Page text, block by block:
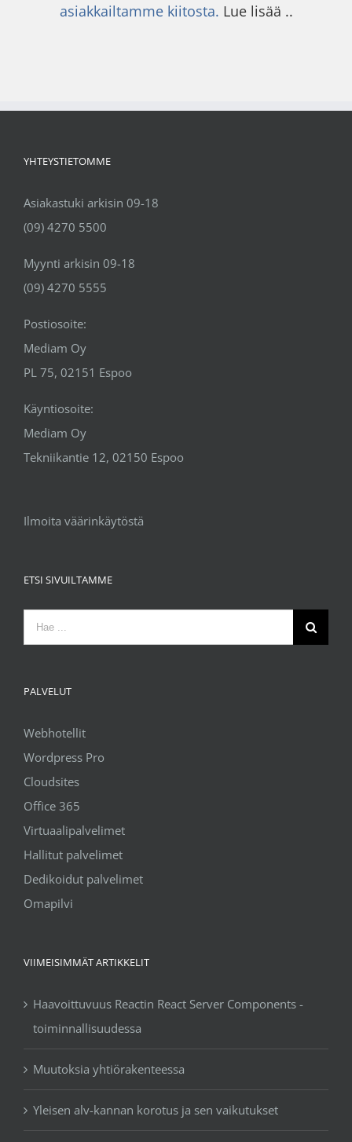
asiakkailtamme kiitosta. Lue lisää ..
YHTEYSTIETOMME
Asiakastuki arkisin 09-18
(09) 4270 5500
Myynti arkisin 09-18
(09) 4270 5555
Postiosoite:
Mediam Oy
PL 75, 02151 Espoo
Käyntiosoite:
Mediam Oy
Tekniikantie 12, 02150 Espoo
Ilmoita väärinkäytöstä
ETSI SIVUILTAMME
Etsi
...
PALVELUT
Webhotellit
Wordpress Pro
Cloudsites
Office 365
Virtuaalipalvelimet
Hallitut palvelimet
Dedikoidut palvelimet
Omapilvi
VIIMEISIMMÄT ARTIKKELIT
Haavoittuvuus Reactin React Server Components -
toiminnallisuudessa
Muutoksia yhtiörakenteessa
Yleisen alv-kannan korotus ja sen vaikutukset